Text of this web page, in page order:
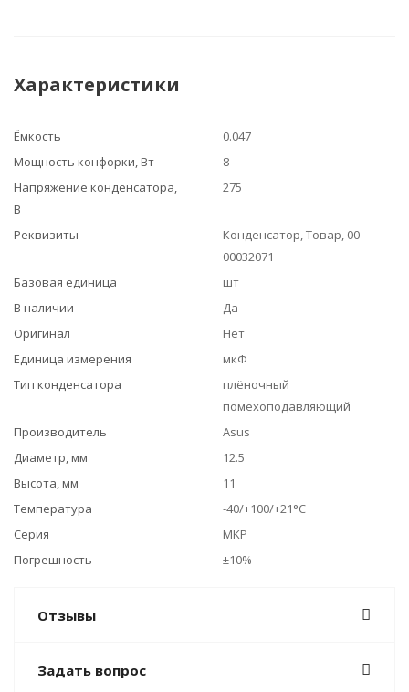
Характеристики
Ёмкость
0.047
Мощность конфорки, Вт
8
Напряжение конденсатора,
В
275
Реквизиты
Конденсатор, Товар, 00-
00032071
Базовая единица
шт
В наличии
Да
Оригинал
Нет
Единица измерения
мкФ
Тип конденсатора
плёночный
помехоподавляющий
Производитель
Asus
Диаметр, мм
12.5
Высота, мм
11
Температура
-40/+100/+21°C
Серия
MKP
Погрешность
±10%
Отзывы
Задать вопрос